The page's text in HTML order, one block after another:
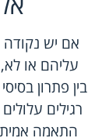
אם יש
עליהם או
בין פתרון בסיסי
רגילים
התאמה